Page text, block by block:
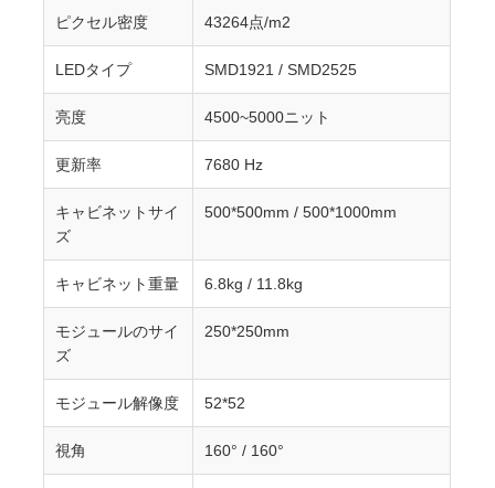
ピクセル密度 43264点/m2
LEDタイプ SMD1921 / SMD2525
亮度 4500~5000ニット
更新率 7680 Hz
キャビネットサイ
ズ
500*500mm / 500*1000mm
キャビネット重量 6.8kg / 11.8kg
モジュールのサイ
ズ
250*250mm
モジュール解像度 52*52
視角 160° / 160°